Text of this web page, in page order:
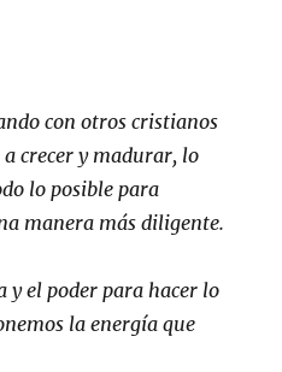
con otros cristianos
crecer y madurar, lo
lo posible para
manera más diligente.
y el poder para hacer lo
la energía que